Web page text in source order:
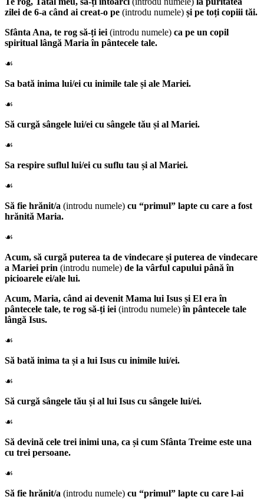
zilei de 6-a când ai creat-o pe (introdu numele) și pe toți copiii tăi.
Sfânta Ana, te rog să-ți iei (introdu numele) ca pe un copil
spiritual lângă Maria în pântecele tale.
☙
Sa bată inima lui/ei cu inimile tale și ale Mariei.
☙
Să curgă sângele lui/ei cu sângele tău și al Mariei.
☙
Sa respire suflul lui/ei cu suflu tau și al Mariei.
☙
Să fie hrănit/a (introdu numele) cu “primul” lapte cu care a fost
hrănită Maria.
☙
Acum, să curgă puterea ta de vindecare și puterea de vindecare
a Mariei prin (introdu numele) de la vârful capului până în
picioarele ei/ale lui.
Acum, Maria, când ai devenit Mama lui Isus și El era în
pântecele tale, te rog să-ți iei (introdu numele)în pântecele tale
lângă Isus.
☙
Să bată inima ta și a lui Isus cu inimile lui/ei.
☙
Să curgă sângele tău și al lui Isus cu sângele lui/ei.
☙
Să devină cele trei inimi una, ca și cum Sfânta Treime este una
cu trei persoane.
☙
Să fie hrănit/a (introdu numele) cu “primul” lapte cu care l-ai